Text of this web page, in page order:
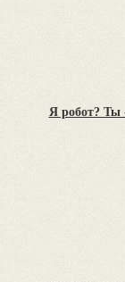
Я робот? Ты